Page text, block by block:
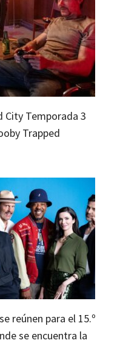
City Temporada 3
Trapped
reúnen para el 15.º
se encuentra la